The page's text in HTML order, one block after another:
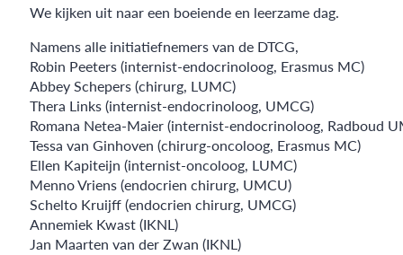
We kijken uit naar een boeiende en leerzame dag.
Namens alle initiatiefnemers van de DTCG,
Robin Peeters (internist-endocrinoloog, Erasmus MC)
Abbey Schepers (chirurg, LUMC)
Thera Links (internist-endocrinoloog, UMCG)
Romana Netea-Maier (internist-endocrinoloog, Radboud
Tessa van Ginhoven (chirurg-oncoloog, Erasmus MC)
Ellen Kapiteijn (internist-oncoloog, LUMC)
Menno Vriens (endocrien chirurg, UMCU)
Schelto Kruijff (endocrien chirurg, UMCG)
Annemiek Kwast (IKNL)
Jan Maarten van der Zwan (IKNL)